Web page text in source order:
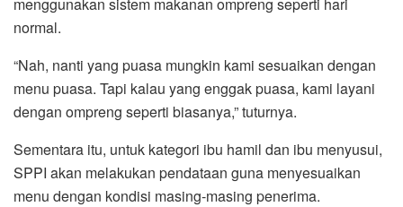
normal.
“Nah, nanti yang puasa mungkin kami sesuaikan dengan
menu puasa. Tapi kalau yang enggak puasa, kami layani
dengan ompreng seperti biasanya,” tuturnya.
Sementara itu, untuk kategori ibu hamil dan ibu menyusui,
SPPI akan melakukan pendataan guna menyesuaikan
menu dengan kondisi masing-masing penerima.